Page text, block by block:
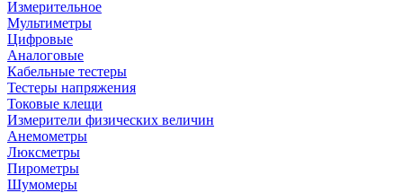
Измерительное
Мультиметры
Цифровые
Аналоговые
Кабельные тестеры
Тестеры напряжения
Токовые клещи
Измерители физических величин
Анемометры
Люксметры
Пирометры
Шумомеры